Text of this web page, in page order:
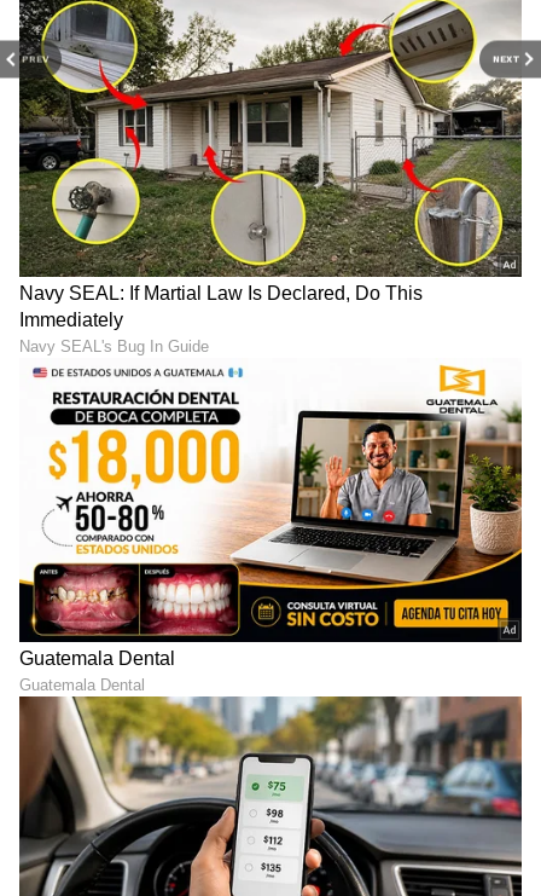
PREV NEXT
ಇನ್ನು ಬಾಲಿವುಡ್ ನಟ ರಣ್ವೀರ್ ಸಿಂಗ್ ಅವರ 2023ರ
ಬ್ರ್ಯಾಂಡ್ ವ್ಯಾಲ್ಯೂ 203.1 ಮಿಲಿಯನ್ ಡಾಲರ್ ಆಗಿದೆ.
ಅಂದರೆ ಭಾರತೀಯ ರುಪಾಯಿ ಲೆಕ್ಕಾಚಾರದಲ್ಲಿ 1,692.99
ಕೋಟಿ ರುಪಾಯಿಗಳಾಗಿವೆ.
8